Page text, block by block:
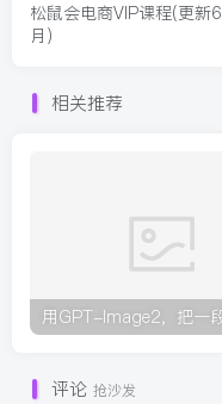
松鼠会电商VIP课程(更新6
月)
相关推荐
评论 抢沙发